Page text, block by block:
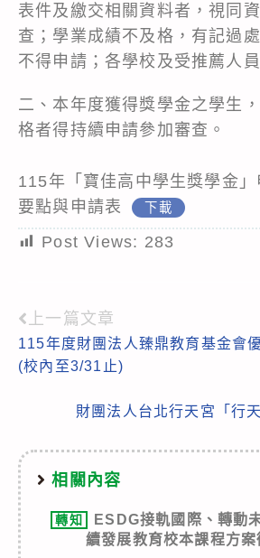
表件及繳交相關資料者，視同
查；學業成績不及格，有記過
不得申請；各學校及受推薦人
二、本年度獲得獎學金之學生
格者得持續申請參加審查。
115年「寶佳高中學生獎學金
要點與申請表
下載
Post Views: 283
Read
more
上一篇文章
115年度財團法人臻鼎教育基金會
(校內至3/31止)
財團法人台北行天宮「行
相關內容
轉知
ESDG接軌國際、轉動
續發展教育校本課程方案